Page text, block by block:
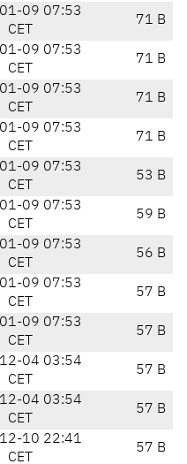
09 07:53
CET
71 B
09 07:53
CET
71 B
09 07:53
CET
71 B
09 07:53
CET
71 B
09 07:53
CET
53 B
09 07:53
CET
59 B
09 07:53
CET
56 B
09 07:53
CET
57 B
09 07:53
CET
57 B
04 03:54
CET
57 B
04 03:54
CET
57 B
10 22:41
CET
57 B